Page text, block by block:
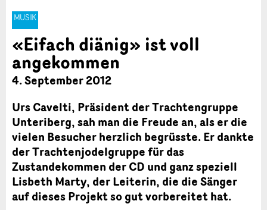
MUSIK
«Eifach diänig» ist voll
angekommen
4. September 2012
Urs Cavelti, Präsident der Trachtengruppe
Unteriberg, sah man die Freude an, als er die
vielen Besucher herzlich begrüsste. Er dankte
der Trachtenjodelgruppe für das
Zustandekommen der CD und ganz speziell
Lisbeth Marty, der Leiterin, die die Sänger
auf dieses Projekt so gut vorbereitet hat.